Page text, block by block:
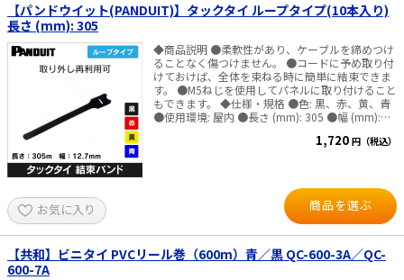
【パンドウイット(PANDUIT)】タックタイ ループタイプ(10本入り)
長さ (mm): 305
◆商品説明 ●柔軟性があり、ケーブルを締めつけ
ることなく傷つけません。 ●コードに予め取り付
けておけば、全体を束ねる時に簡単に結束できま
す。 ●M5ねじを使用してパネルに取り付けること
もできます。 ◆仕様・規格 ●色: 黒、赤、黄、青
●使用環境: 屋内 ●長さ (mm): 305 ●幅 (mm):
材質: ナイロン/ポリエチレン ●最大結束径 (mm):
1,720 円（税込）
お気に入り 商品を選ぶ
【共和】ビニタイ PVCリール巻（600m）青／黒 QC-600-3A／QC-
600-7A